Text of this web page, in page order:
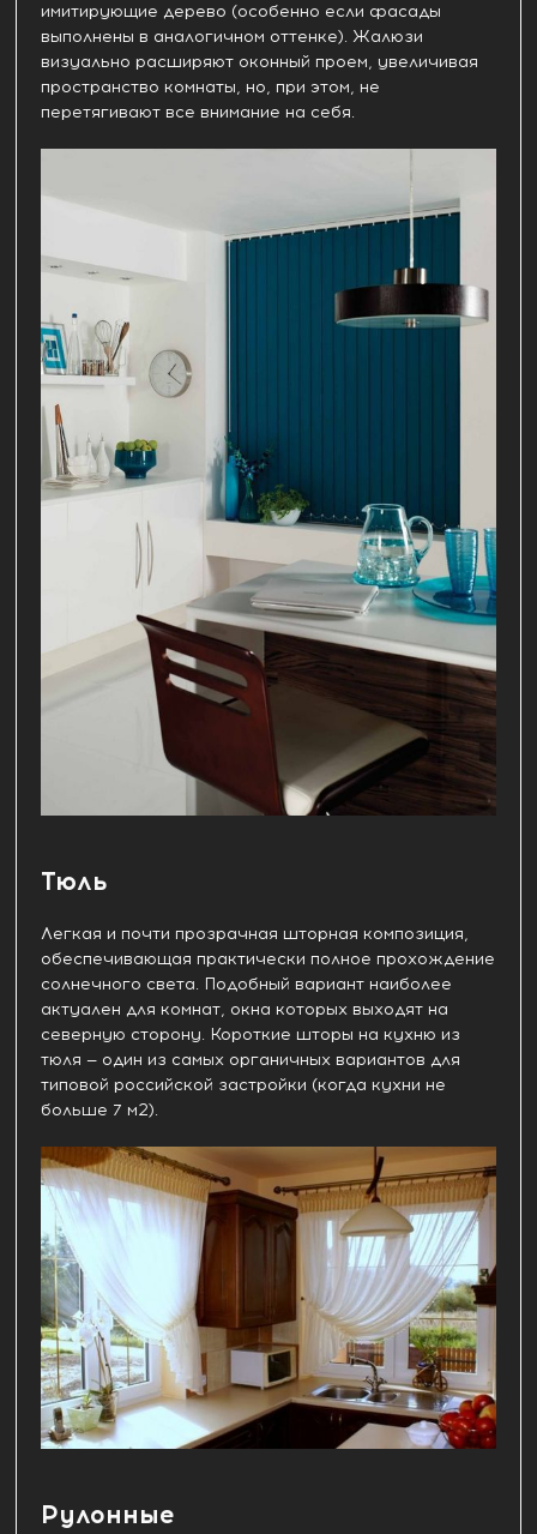
имитирующие дерево (особенно если фасады
выполнены в аналогичном оттенке). Жалюзи
визуально расширяют оконный проем, увеличивая
пространство комнаты, но, при этом, не
перетягивают все внимание на себя.
Тюль
Легкая и почти прозрачная шторная композиция,
обеспечивающая практически полное прохождение
солнечного света. Подобный вариант наиболее
актуален для комнат, окна которых выходят на
северную сторону. Короткие шторы на кухню из
тюля — один из самых органичных вариантов для
типовой российской застройки (когда кухни не
больше 7 м2).
Рулонные